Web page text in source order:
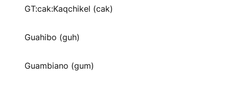
GT:cak:Kaqchikel (cak)
Guahibo (guh)
Guambiano (gum)